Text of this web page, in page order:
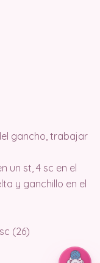
gancho, trabajar
un st, 4 sc en el
y ganchillo en el
(26)